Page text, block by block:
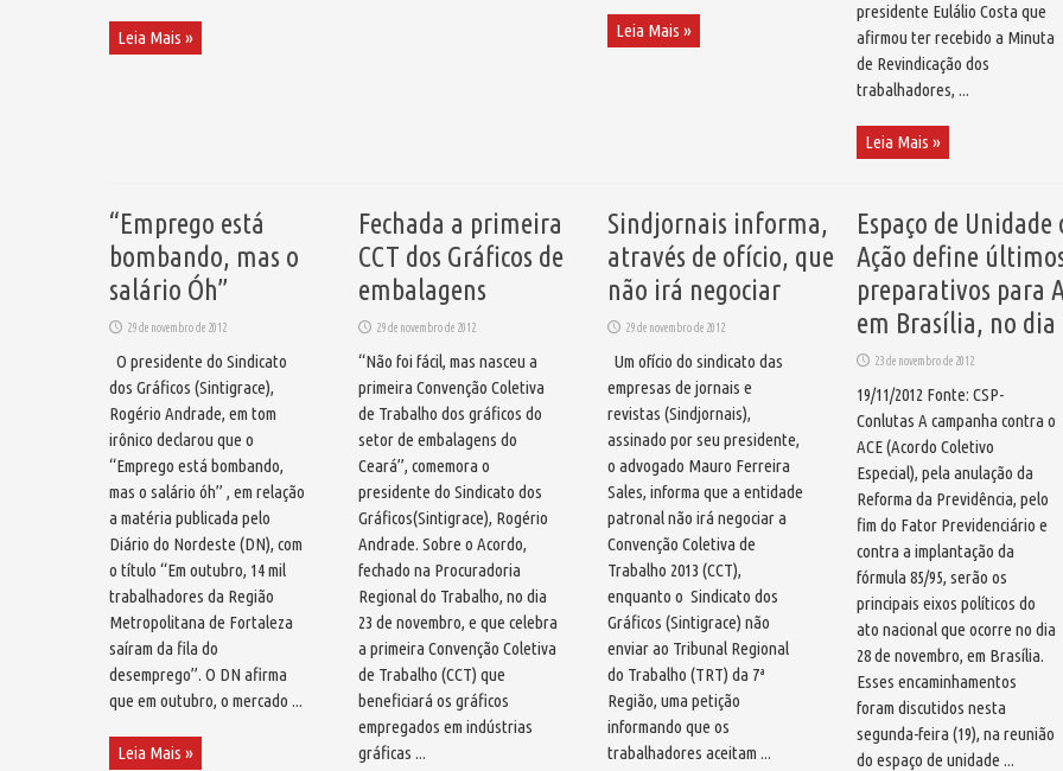
Leia Mais » Leia Mais »
presidente Eulálio Costa que
afirmou ter recebido a Minuta
de Revindicação dos
trabalhadores, ...
Leia Mais »
“Emprego está
bombando, mas o
salário Óh”
29 de novembro de 2012
O presidente do Sindicato
dos Gráficos (Sintigrace),
Rogério Andrade, em tom
irônico declarou que o
“Emprego está bombando,
mas o salário óh’’ , em relação
a matéria publicada pelo
Diário do Nordeste (DN), com
o título “Em outubro, 14 mil
trabalhadores da Região
Metropolitana de Fortaleza
saíram da fila do
desemprego”. O DN afirma
que em outubro, o mercado ...
Leia Mais »
Fechada a primeira
CCT dos Gráficos de
embalagens
29 de novembro de 2012
“Não foi fácil, mas nasceu a
primeira Convenção Coletiva
de Trabalho dos gráficos do
setor de embalagens do
Ceará”, comemora o
presidente do Sindicato dos
Gráficos(Sintigrace), Rogério
Andrade. Sobre o Acordo,
fechado na Procuradoria
Regional do Trabalho, no dia
23 de novembro, e que celebra
a primeira Convenção Coletiva
de Trabalho (CCT) que
beneficiará os gráficos
empregados em indústrias
gráficas ...
Sindjornais informa,
através de ofício, que
não irá negociar
29 de novembro de 2012
Um ofício do sindicato das
empresas de jornais e
revistas (Sindjornais),
assinado por seu presidente,
o advogado Mauro Ferreira
Sales, informa que a entidade
patronal não irá negociar a
Convenção Coletiva de
Trabalho 2013 (CCT),
enquanto o Sindicato dos
Gráficos (Sintigrace) não
enviar ao Tribunal Regional
do Trabalho (TRT) da 7ª
Região, uma petição
informando que os
trabalhadores aceitam ...
Espaço de Unidade
Ação define
preparativos para
em Brasília, no dia
23 de novembro de 2012
19/11/2012 Fonte: CSP-
Conlutas A campanha contra o
ACE (Acordo Coletivo
Especial), pela anulação da
Reforma da Previdência, pelo
fim do Fator Previdenciário e
contra a implantação da
fórmula 85/95, serão os
principais eixos políticos do
ato nacional que ocorre no dia
28 de novembro, em Brasília.
Esses encaminhamentos
foram discutidos nesta
segunda-feira (19), na reunião
do espaço de unidade ...